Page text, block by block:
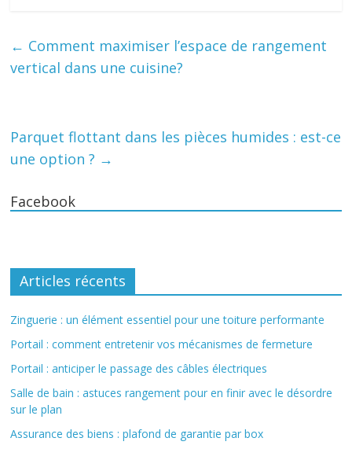
← Comment maximiser l’espace de rangement
vertical dans une cuisine?
Parquet flottant dans les pièces humides : est-ce
une option ? →
Facebook
Articles récents
Zinguerie : un élément essentiel pour une toiture performante
Portail : comment entretenir vos mécanismes de fermeture
Portail : anticiper le passage des câbles électriques
Salle de bain : astuces rangement pour en finir avec le désordre
sur le plan
Assurance des biens : plafond de garantie par box